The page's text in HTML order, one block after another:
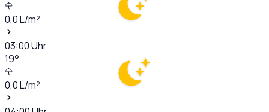
0,0L/m²
03:00Uhr
19°
0,0L/m²